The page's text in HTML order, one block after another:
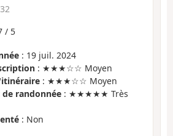
/ 5
: 19 juil. 2024
: ★★★☆☆ Moyen
: ★★★☆☆ Moyen
randonnée : ★★★★★ Très
: Non